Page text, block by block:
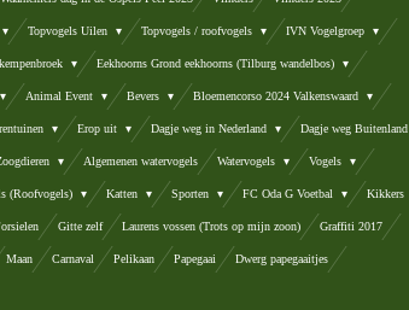
Topvogels Uilen Topvogels / roofvogels IVN Vogelgroep
Eekhoorns Grond eekhoorns (Tilburg wandelbos)
Animal Event Bevers Bloemencorso 2024 Valkenswaard
Erop uit Dagje weg in Nederland Dagje weg Buitenland
Algemenen watervogels Watervogels Vogels
(Roofvogels) Katten Sporten FC Oda G Voetbal Kikkers
Gitte zelf Laurens vossen (Trots op mijn zoon) Graffiti 2017
Maan Carnaval Pelikaan Papegaai Dwerg papegaaitjes